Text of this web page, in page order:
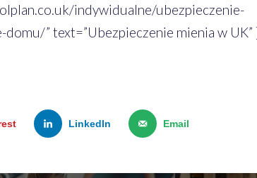
indywidualne/ubezpieczenie-
” text=”Ubezpieczenie mienia w UK”
LinkedIn Email